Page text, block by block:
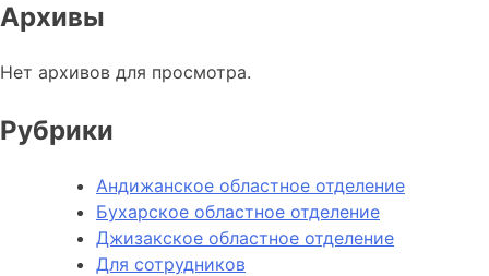
Архивы
Нет архивов для просмотра.
Рубрики
Андижанское областное отделение
Бухарское областное отделение
Джизакское областное отделение
Для сотрудников